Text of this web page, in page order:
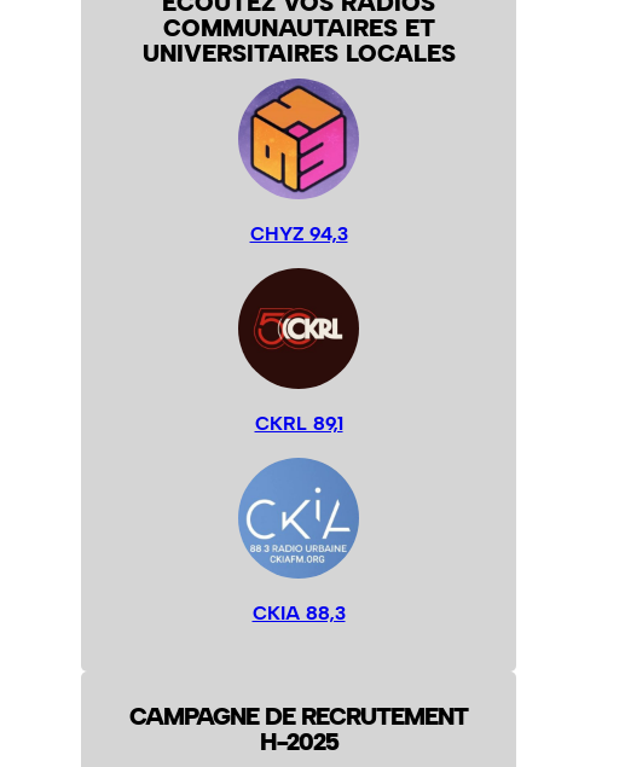
COMMUNAUTAIRES ET
UNIVERSITAIRES LOCALES
CHYZ 94,3
CKRL 89,1
CKIA 88,3
CAMPAGNE DE RECRUTEMENT
H-2025